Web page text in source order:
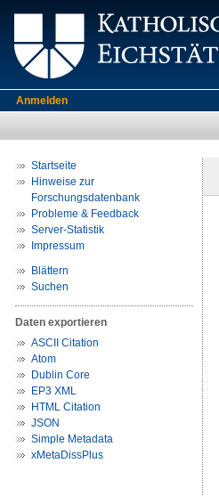
Anmelden
Startseite
Hinweise zur
Forschungsdatenbank
Probleme & Feedback
Server-Statistik
Impressum
Blättern
Suchen
Daten exportieren
ASCII Citation
Atom
Dublin Core
EP3 XML
HTML Citation
JSON
Simple Metadata
xMetaDissPlus